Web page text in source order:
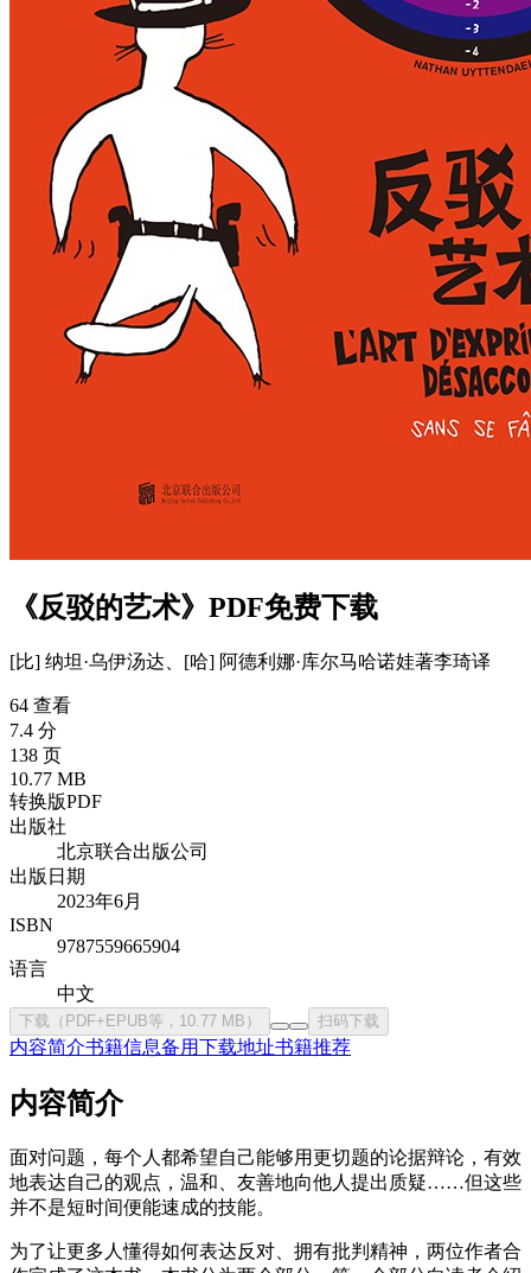
《反驳的艺术》PDF免费下载
[比] 纳坦·乌伊汤达、[哈] 阿德利娜·库尔马哈诺娃著李琦译
64 查看
7.4 分
138 页
10.77 MB
转换版PDF
出版社
北京联合出版公司
出版日期
2023年6月
ISBN
9787559665904
语言
中文
下载（PDF+EPUB等，10.77 MB） 扫码下载
内容简介书籍信息备用下载地址书籍推荐
内容简介
面对问题，每个人都希望自己能够用更切题的论据辩论，有效
地表达自己的观点，温和、友善地向他人提出质疑……但这些
并不是短时间便能速成的技能。
为了让更多人懂得如何表达反对、拥有批判精神，两位作者合